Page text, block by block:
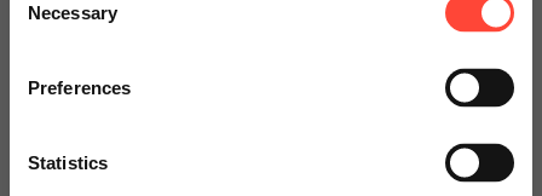
Selection
Necessary
Preferences
Statistics
specially adapted offers and